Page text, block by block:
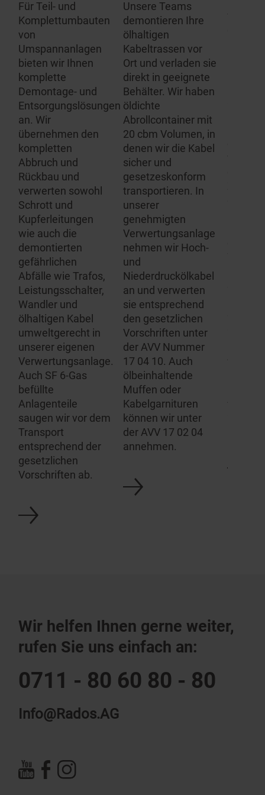
Für Teil- und
Komplettumbauten
von
Umspannanlagen
bieten wir Ihnen
komplette
Demontage- und
Entsorgungslösungen
an. Wir
übernehmen den
kompletten
Abbruch und
Rückbau und
verwerten sowohl
Schrott und
Kupferleitungen
wie auch die
demontierten
gefährlichen
Abfälle wie Trafos,
Leistungsschalter,
Wandler und
ölhaltigen Kabel
umweltgerecht in
unserer eigenen
Verwertungsanlage.
Auch SF 6-Gas
befüllte
Anlagenteile
saugen wir vor dem
Transport
entsprechend der
gesetzlichen
Vorschriften ab.
Unsere Teams
demontieren Ihre
ölhaltigen
Kabeltrassen vor
Ort und verladen sie
direkt in geeignete
Behälter. Wir haben
öldichte
Abrollcontainer mit
20 cbm Volumen, in
denen wir die Kabel
sicher und
gesetzeskonform
transportieren. In
unserer
genehmigten
Verwertungsanlage
nehmen wir Hoch-
und
Niederdruckölkabel
an und verwerten
sie entsprechend
den gesetzlichen
Vorschriften unter
der AVV Nummer
17 04 10. Auch
ölbeinhaltende
Muffen oder
Kabelgarnituren
können wir unter
der AVV 17 02 04
annehmen.
von SF
Wir helfen Ihnen gerne weiter,
rufen Sie uns einfach an:
0711 - 80 60 80 - 80
Info@Rados.AG